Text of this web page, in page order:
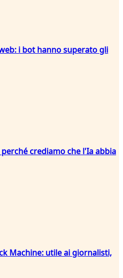
i bot hanno superato gli
crediamo che l'Ia abbia
Machine: utile ai giornalisti,